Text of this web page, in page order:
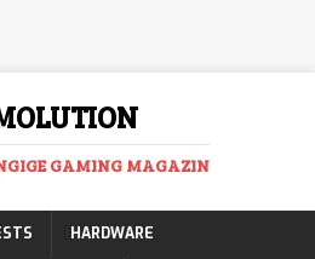
GAMING MAGAZIN
HARDWARE